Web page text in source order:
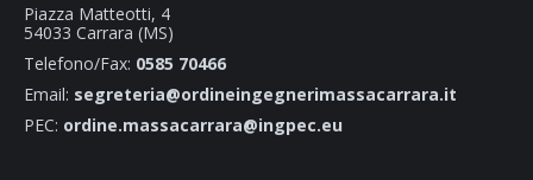
Piazza Matteotti, 4
54033 Carrara (MS)
Telefono/Fax: 0585 70466
Email: segreteria@ordineingegnerimassacarrara.it
PEC: ordine.massacarrara@ingpec.eu